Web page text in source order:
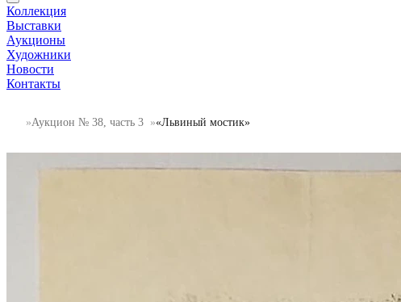
Коллекция
Выставки
Аукционы
Художники
Новости
Контакты
Аукцион № 38, часть 3 «Львиный мостик»